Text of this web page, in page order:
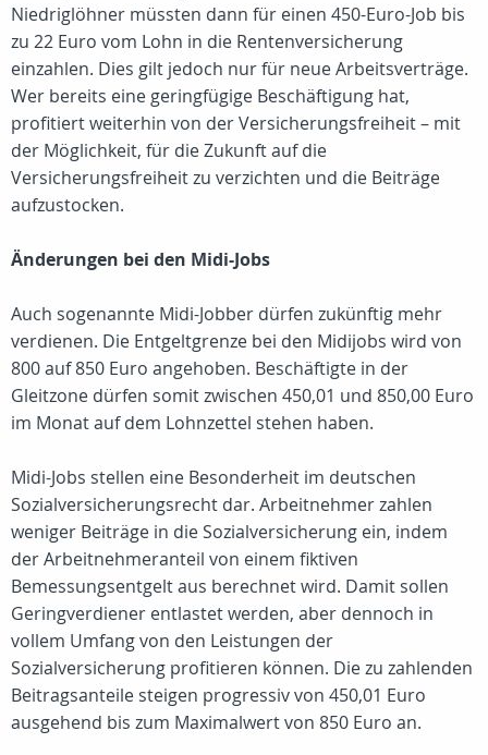
Niedriglöhner müssten dann für einen 450-Euro-Job bis
zu 22 Euro vom Lohn in die Rentenversicherung
einzahlen. Dies gilt jedoch nur für neue Arbeitsverträge.
Wer bereits eine geringfügige Beschäftigung hat,
profitiert weiterhin von der Versicherungsfreiheit – mit
der Möglichkeit, für die Zukunft auf die
Versicherungsfreiheit zu verzichten und die Beiträge
aufzustocken.
Änderungen bei den Midi-Jobs
Auch sogenannte Midi-Jobber dürfen zukünftig mehr
verdienen. Die Entgeltgrenze bei den Midijobs wird von
800 auf 850 Euro angehoben. Beschäftigte in der
Gleitzone dürfen somit zwischen 450,01 und 850,00 Euro
im Monat auf dem Lohnzettel stehen haben.
Midi-Jobs stellen eine Besonderheit im deutschen
Sozialversicherungsrecht dar. Arbeitnehmer zahlen
weniger Beiträge in die Sozialversicherung ein, indem
der Arbeitnehmeranteil von einem fiktiven
Bemessungsentgelt aus berechnet wird. Damit sollen
Geringverdiener entlastet werden, aber dennoch in
vollem Umfang von den Leistungen der
Sozialversicherung profitieren können. Die zu zahlenden
Beitragsanteile steigen progressiv von 450,01 Euro
ausgehend bis zum Maximalwert von 850 Euro an.